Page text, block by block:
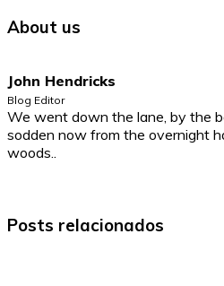
About us
John Hendricks
Blog Editor
We went down the lane, by the
sodden now from the overnight
woods..
Posts relacionados